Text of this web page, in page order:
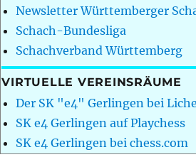
Newsletter Württemberger
Schach-Bundesliga
Schachverband Württemberg
VIRTUELLE VEREINSRÄUME
Der SK "e4" Gerlingen bei
SK e4 Gerlingen auf Playchess
SK e4 Gerlingen bei chess.com